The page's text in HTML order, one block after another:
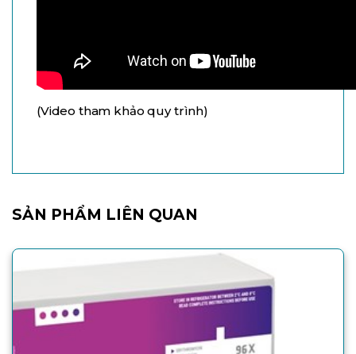
(Video tham khảo quy trình)
SẢN PHẨM LIÊN QUAN